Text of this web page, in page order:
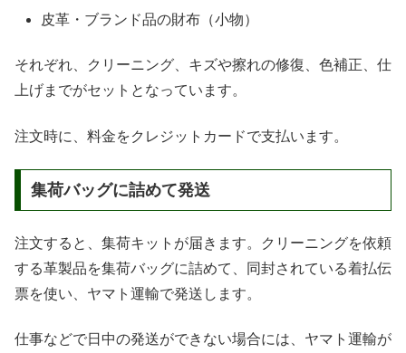
皮革・ブランド品の財布（小物）
それぞれ、クリーニング、キズや擦れの修復、色補正、仕
上げまでがセットとなっています。
注文時に、料金をクレジットカードで支払います。
集荷バッグに詰めて発送
注文すると、集荷キットが届きます。クリーニングを依頼
する革製品を集荷バッグに詰めて、同封されている着払伝
票を使い、ヤマト運輸で発送します。
仕事などで日中の発送ができない場合には、ヤマト運輸が